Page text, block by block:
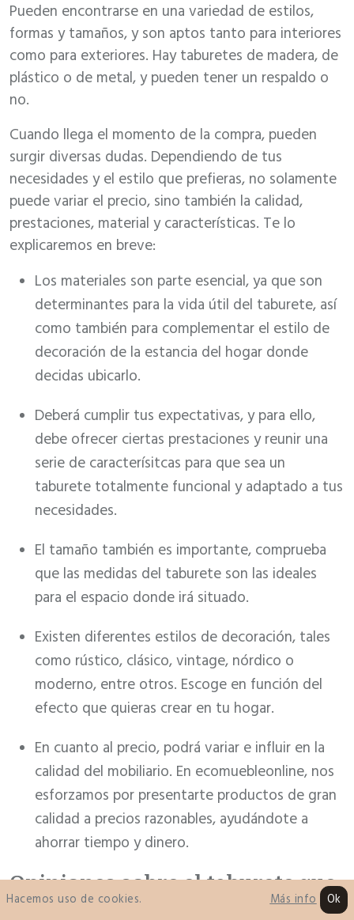
Pueden encontrarse en una variedad de estilos,
formas y tamaños, y son aptos tanto para interiores
como para exteriores. Hay taburetes de madera, de
plástico o de metal, y pueden tener un respaldo o
no.
Cuando llega el momento de la compra, pueden
surgir diversas dudas. Dependiendo de tus
necesidades y el estilo que prefieras, no solamente
puede variar el precio, sino también la calidad,
prestaciones, material y características. Te lo
explicaremos en breve:
Los materiales son parte esencial, ya que son
determinantes para la vida útil del taburete, así
como también para complementar el estilo de
decoración de la estancia del hogar donde
decidas ubicarlo.
Deberá cumplir tus expectativas, y para ello,
debe ofrecer ciertas prestaciones y reunir una
serie de caracterísitcas para que sea un
taburete totalmente funcional y adaptado a tus
necesidades.
El tamaño también es importante, comprueba
que las medidas del taburete son las ideales
para el espacio donde irá situado.
Existen diferentes estilos de decoración, tales
como rústico, clásico, vintage, nórdico o
moderno, entre otros. Escoge en función del
efecto que quieras crear en tu hogar.
En cuanto al precio, podrá variar e influir en la
calidad del mobiliario. En ecomuebleonline, nos
esforzamos por presentarte productos de gran
calidad a precios razonables, ayudándote a
ahorrar tiempo y dinero.
Opiniones sobre el taburete que
deseas
Hacemos uso de cookies. Más info Ok